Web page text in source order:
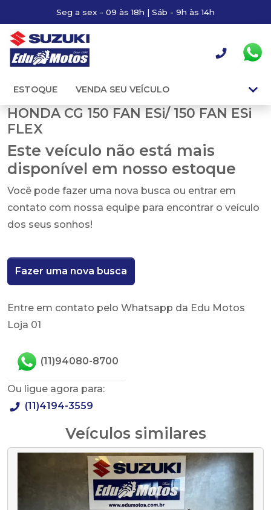
Seg a sex - 09 às 18h | Sáb - 9h às 14h
ESTOQUE VENDA SEU VEÍCULO
HONDA CG 150 FAN ESi/ 150 FAN ESi
FLEX
Este veículo não está mais
disponível em nosso estoque
Você pode fazer uma nova busca ou entrar em
contato com nossa equipe para encontrar o veículo
dos seus sonhos!
Fazer uma nova busca
Entre em contato pelo Whatsapp da Edu Motos
Loja 01
(11)94080-8700
Ou ligue agora para:
(11)4194-3559
Veículos similares